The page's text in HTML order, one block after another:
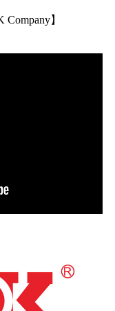
Company】